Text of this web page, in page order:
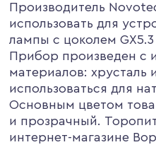
Производитель
использовать для
лампы с цоколем
Прибор произведен с
материалов: хрусталь
использоваться для
Основным цветом
и прозрачный.
интернет-магазине